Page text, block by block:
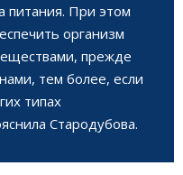
питания. При этом
организм
прежде
тем более, если
типах
Стародубова.